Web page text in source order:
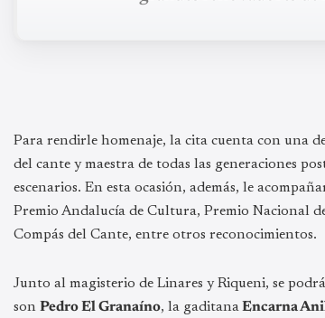
Para rendirle homenaje, la cita cuenta con una
del cante y maestra de todas las generaciones
escenarios. En esta ocasión, además, le
Premio Andalucía de Cultura, Premio Nacional
Compás del Cante, entre otros reconocimientos.
Junto al magisterio de Linares y Riqueni, se
son Pedro El Granaíno, la gaditanaEncarna